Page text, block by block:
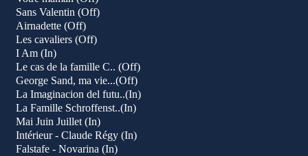
Sans Valentin (Off)
Airnadette (Off)
Les cavaliers (Off)
I Am (In)
Le cas de la famille C.. (Off)
George Sand, ma vie...(Off)
La Imaginacion del futu..(In)
La Famille Schroffenst..(In)
Mai Juin Juillet (In)
Intérieur - Claude Régy (In)
Falstafe - Novarina (In)